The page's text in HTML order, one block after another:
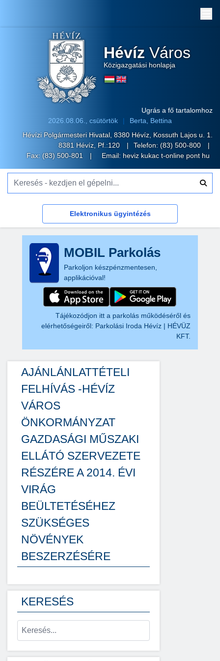
Hévíz Város
Közigazgatási honlapja
Ugrás a fő tartalomhoz
2026.08.06., csütörtök
Berta, Bettina
Hévízi Polgármesteri Hivatal, 8380 Hévíz, Kossuth Lajos u. 1.
8381 Hévíz, Pf.:120
Telefon: (83) 500-800
Fax: (83) 500-801
Email: heviz kukac t-online pont hu
Elektronikus ügyintézés
MOBIL Parkolás
Parkoljon készpénzmentesen,
applikációval!
Tájékozódjon itt a parkolás működéséről és
elérhetőségeiről: Parkolási Iroda Hévíz | HÉVÜZ
KFT.
AJÁNLÁNLATTÉTELI
FELHÍVÁS -HÉVÍZ
VÁROS
ÖNKORMÁNYZAT
GAZDASÁGI MŰSZAKI
ELLÁTÓ SZERVEZETE
RÉSZÉRE A 2014. ÉVI
VIRÁG
BEÜLTETÉSÉHEZ
SZÜKSÉGES
NÖVÉNYEK
BESZERZÉSÉRE
KERESÉS